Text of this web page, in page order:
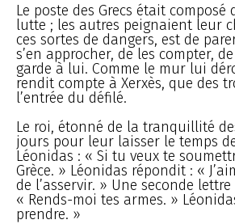
Le poste des Grecs était
lutte ; les autres peignaient leur
ces sortes de dangers, est de
s’en approcher, de les compter,
garde à lui. Comme le mur lui
rendit compte à Xerxès, que des
l’entrée du défilé.
Le roi, étonné de la tranquillité
jours pour leur laisser le temps
Léonidas : « Si tu veux te
Grèce. » Léonidas répondit : «
de l’asservir. » Une seconde
« Rends-moi tes armes. »
prendre. »